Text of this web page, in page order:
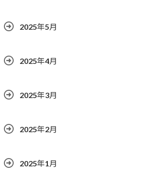
2025年5月
2025年4月
2025年3月
2025年2月
2025年1月